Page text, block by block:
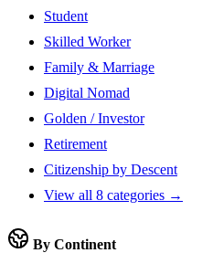
Student
Skilled Worker
Family & Marriage
Digital Nomad
Golden / Investor
Retirement
Citizenship by Descent
View all 8 categories →
By Continent